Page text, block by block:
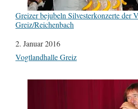
Greizer bejubeln Silvesterkonzerte der
Greiz/Reichenbach
Datum
2. Januar 2016
In Bezug auf
Vogtlandhalle Greiz